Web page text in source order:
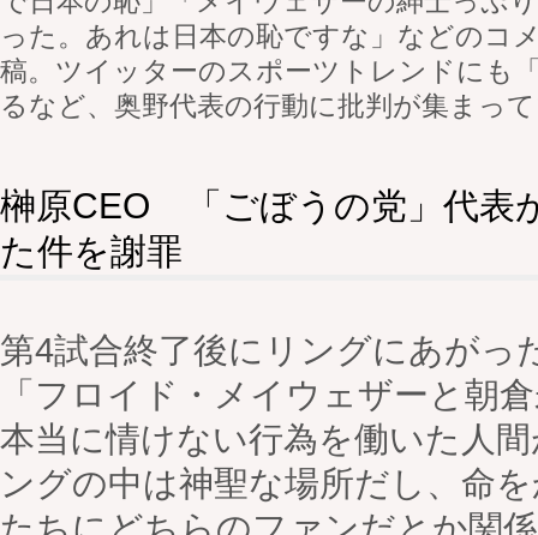
った。あれは日本の恥ですな」などのコ
稿。ツイッターのスポーツトレンドにも
るなど、奥野代表の行動に批判が集まっ
榊原CEO 「ごぼうの党」代表
た件を謝罪
第4試合終了後にリングにあがっ
「フロイド・メイウェザーと朝
本当に情けない行為を働いた人
ングの中は神聖な場所だし、命